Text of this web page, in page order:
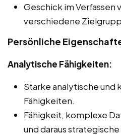
Geschick im Verfassen
verschiedene
Persönliche
Analytische Fähigkeiten:
Starke analytische
Fähigkeiten.
Fähigkeit, komplexe
und daraus